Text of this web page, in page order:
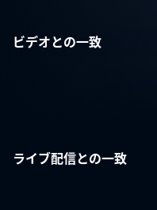
ビデオとの一致
ライブ配信との一致